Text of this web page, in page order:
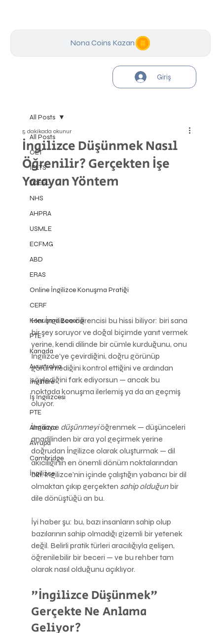
Giriş
Nona Coins Kazan
All Posts
OET
IELTS
TOEFL
NHS
AHPRA
USMLE
ECFMG
ABD
ERAS
Online İngilizce Konuşma Pratiği
CERF
Konuşma Becerisi
PTE
Kanada
Avustralya
İngiltere
İş İngilizcesi
PTE
Almanya
Avrupa
Cambridge
İngilizce
All Posts
İngilizce Düşünmek Nasıl
Öğrenilir? Gerçekten İşe
Yarayan Yöntem
5 dakikada okunur
Her İngilizce öğrencisi bu hissi biliyor: biri sana
bir şey soruyor ve doğal biçimde yanıt vermek
yerine, kendi dilinde bir cümle kurduğunu, onu
İngilizce'ye çevirdiğini, doğru görünüp
görünmediğini kontrol ettiğini ve ardından
söylediğini fark ediyorsun — ancak bu
noktada konuşma ilerlemiş ya da an geçmiş
oluyor.
İngilizce düşünmeyi öğrenmek — düşünceleri
anadilinden bir ara yol geçirmek yerine
doğrudan İngilizce olarak oluşturmak — dil
akıcılığının en önemli dönüm noktalarından
biri. İngilizce'nin içinde çalıştığın yabancı bir dil
olmaktan çıkıp gerçekten sahip olduğun bir
dile dönüştüğü an bu.
İyi haber şu: bu, bazı insanların sahip olup
bazılarının sahip olmadığı gizemli bir yetenek
değil. Belirli pratik türleri aracılığıyla gelişen,
öğrenilebilir bir beceri — ve bu rehber tam
olarak nasıl olduğunu açıklıyor.
"İngilizce Düşünmek"
Gerçekte Ne Anlama
Geliyor?